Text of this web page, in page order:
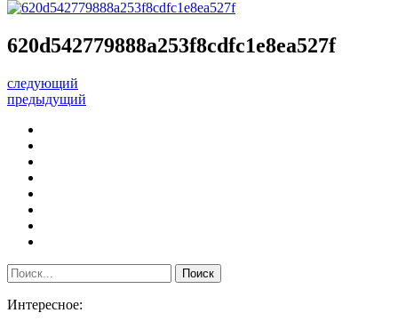
620d542779888a253f8cdfc1e8ea527f
следующий
предыдущий
Интересное: